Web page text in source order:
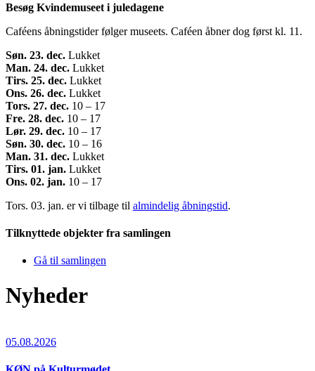
Besøg Kvindemuseet i juledagene
Caféens åbningstider følger museets. Caféen åbner dog først kl. 11.
Søn. 23. dec. Lukket
Man. 24. dec. Lukket
Tirs. 25. dec. Lukket
Ons. 26. dec. Lukket
Tors. 27. dec. 10 – 17
Fre. 28. dec. 10 – 17
Lør. 29. dec. 10 – 17
Søn. 30. dec. 10 – 16
Man. 31. dec. Lukket
Tirs. 01. jan. Lukket
Ons. 02. jan. 10 – 17
Tors. 03. jan. er vi tilbage til almindelig åbningstid.
Tilknyttede objekter fra samlingen
Gå til samlingen
Nyheder
05.08.2026